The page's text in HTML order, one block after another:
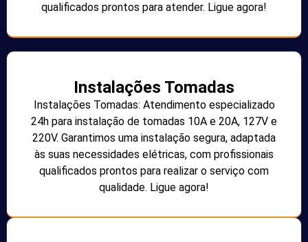
qualificados prontos para atender. Ligue agora!
Instalações Tomadas
Instalações Tomadas: Atendimento especializado
24h para instalação de tomadas 10A e 20A, 127V e
220V. Garantimos uma instalação segura, adaptada
às suas necessidades elétricas, com profissionais
qualificados prontos para realizar o serviço com
qualidade. Ligue agora!